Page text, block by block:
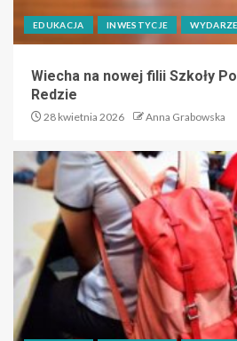
EDUKACJA INWESTYCJE
Wiecha na nowej filii Szkoły
Redzie
28 kwietnia 2026 Anna Grabowska